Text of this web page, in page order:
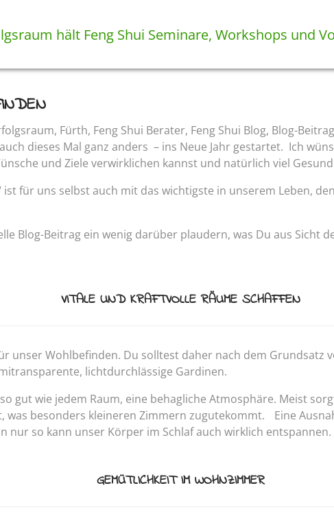
dieses Mal ganz anders – ins Neue Jahr gestartet. Ich
und Ziele verwirklichen kannst und natürlich viel
ist für uns selbst auch mit das wichtigste in unserem Leben,
Blog-Beitrag ein wenig darüber plaudern, was Du aus Sicht
VITALE UND KRAFTVOLLE RÄUME SCHAFFEN
unser Wohlbefinden. Du solltest daher nach dem Grundsatz
lichtdurchlässige Gardinen.
gut wie jedem Raum, eine behagliche Atmosphäre. Meist
besonders kleineren Zimmern zugutekommt. Eine
nur so kann unser Körper im Schlaf auch wirklich entspannen.
GEMÜTLICHKEIT IM WOHNZIMMER